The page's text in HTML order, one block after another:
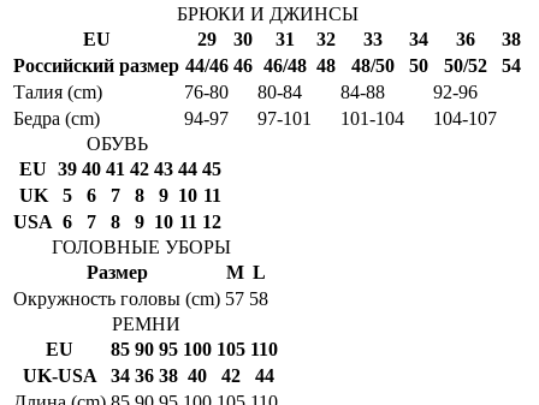
БРЮКИ И ДЖИНСЫ
EU
29 30 31 32 33 34 36
38
Российский размер 44/46 46 46/48 48 48/50 50 50/52
54
Талия (cm)
76-80 80-84 84-88
92-96
Бедра (cm)
94-97 97-101 101-104
104-107
ОБУВЬ
EU 39 40 41 42 43 44 45
UK
5 6 7 8 9 10 11
USA 6 7 8 9 10 11 12
ГОЛОВНЫЕ УБОРЫ
Размер
M L
Окружность головы (cm) 57 58
РЕМНИ
EU
85 90 95 100 105 110
UK-USA
34 36 38 40 42
44